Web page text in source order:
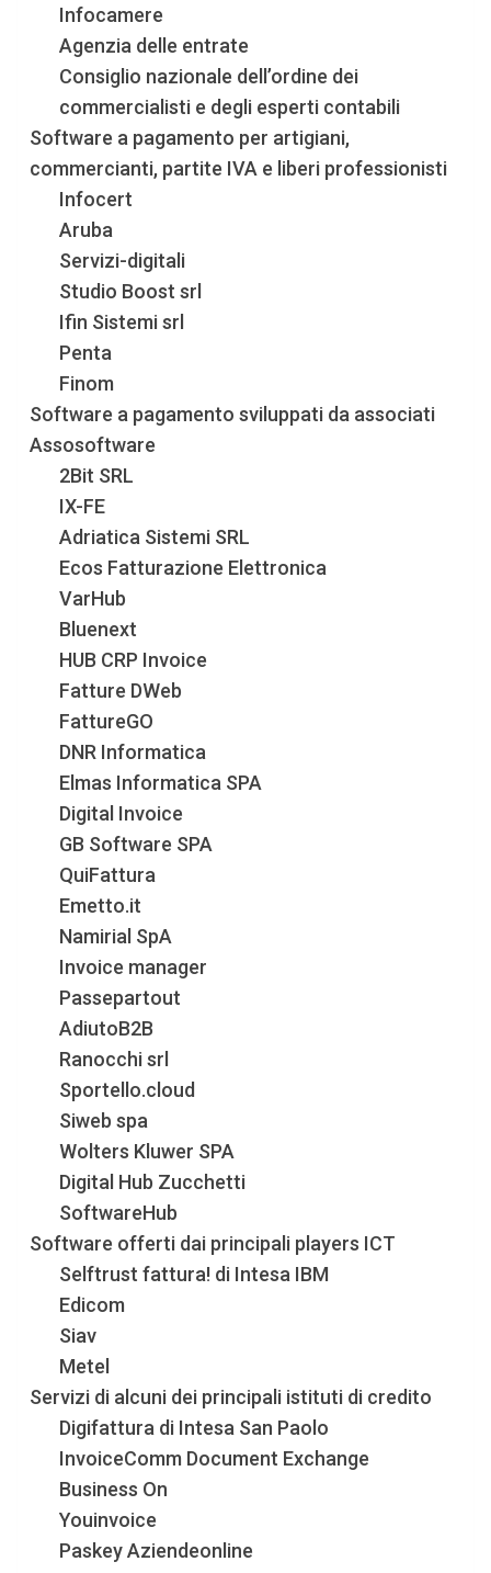
Infocamere
Agenzia delle entrate
Consiglio nazionale dell’ordine dei
commercialisti e degli esperti contabili
Software a pagamento per artigiani,
commercianti, partite IVA e liberi professionisti
Infocert
Aruba
Servizi-digitali
Studio Boost srl
Ifin Sistemi srl
Penta
Finom
Software a pagamento sviluppati da associati
Assosoftware
2Bit SRL
IX-FE
Adriatica Sistemi SRL
Ecos Fatturazione Elettronica
VarHub
Bluenext
HUB CRP Invoice
Fatture DWeb
FattureGO
DNR Informatica
Elmas Informatica SPA
Digital Invoice
GB Software SPA
QuiFattura
Emetto.it
Namirial SpA
Invoice manager
Passepartout
AdiutoB2B
Ranocchi srl
Sportello.cloud
Siweb spa
Wolters Kluwer SPA
Digital Hub Zucchetti
SoftwareHub
Software offerti dai principali players ICT
Selftrust fattura! di Intesa IBM
Edicom
Siav
Metel
Servizi di alcuni dei principali istituti di credito
Digifattura di Intesa San Paolo
InvoiceComm Document Exchange
Business On
Youinvoice
Paskey Aziendeonline